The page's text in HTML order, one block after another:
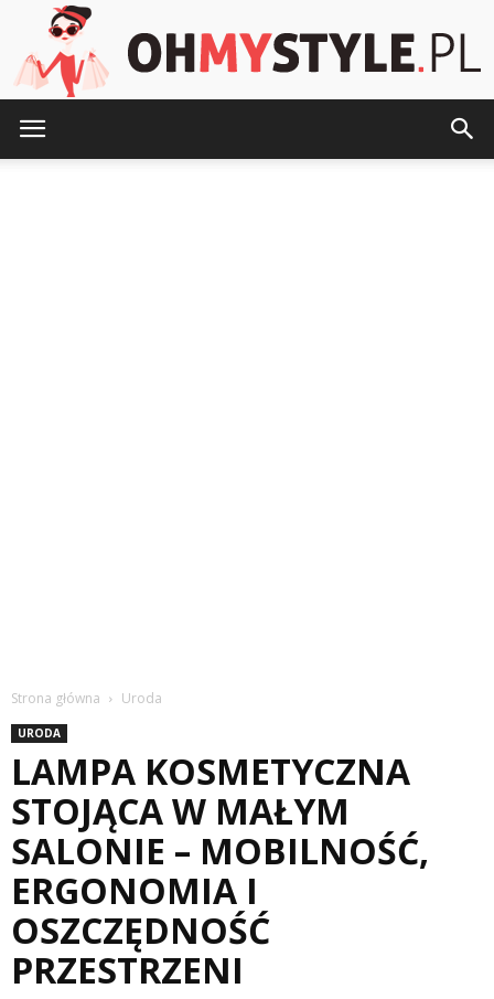
Strona główna Uroda
URODA
LAMPA KOSMETYCZNA
STOJĄCA W MAŁYM
SALONIE – MOBILNOŚĆ,
ERGONOMIA I
OSZCZĘDNOŚĆ
PRZESTRZENI